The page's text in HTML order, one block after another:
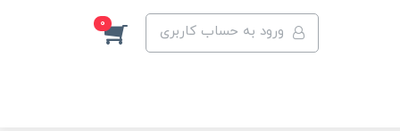
ورود به حساب کاربری 0